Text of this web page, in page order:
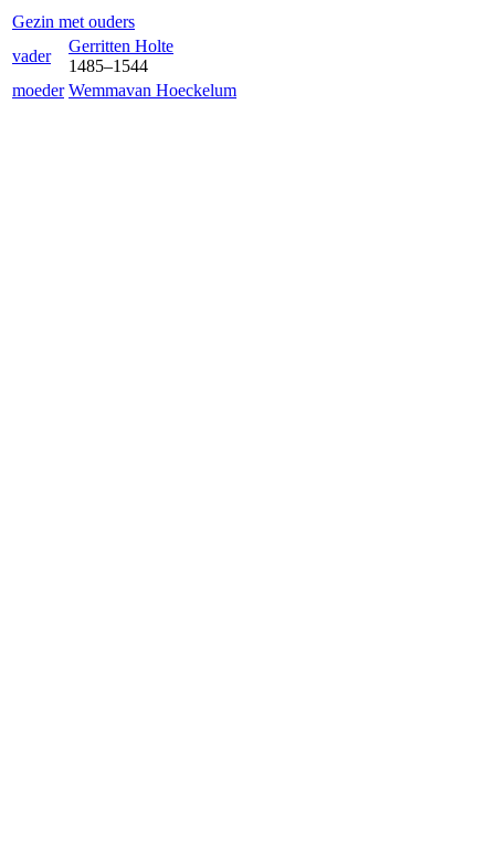
Gezin met ouders
vader
Gerritten Holte
1485–1544
moeder Wemmavan Hoeckelum